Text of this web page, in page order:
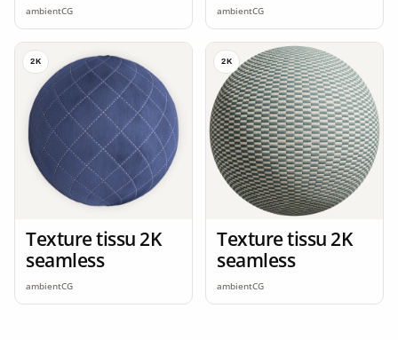
ambientCG ambientCG
2K
Texture tissu 2K
seamless
ambientCG
2K
Texture tissu 2K
seamless
ambientCG